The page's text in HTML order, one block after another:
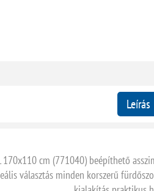
Leírás
170x110 cm (771040) beépíthető
választás minden korszerű